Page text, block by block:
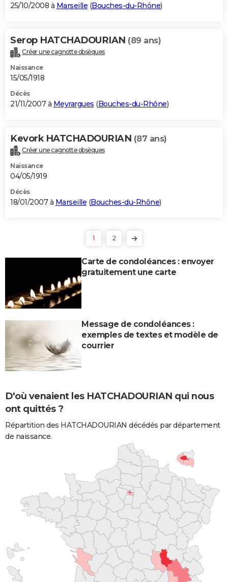
25/10/2008 à Marseille (Bouches-du-Rhône)
Serop HATCHADOURIAN (89 ans)
Créer une cagnotte obsèques
Naissance
15/05/1918
Décès
21/11/2007 à Meyrargues (Bouches-du-Rhône)
Kevork HATCHADOURIAN (87 ans)
Créer une cagnotte obsèques
Naissance
04/05/1919
Décès
18/01/2007 à Marseille (Bouches-du-Rhône)
1 2
Carte de condoléances : envoyer
gratuitement une carte
Message de condoléances :
exemples de textes et modèle de
courrier
D'où venaient les HATCHADOURIAN qui nous
ont quittés ?
Répartition des HATCHADOURIAN décédés par département
de naissance.